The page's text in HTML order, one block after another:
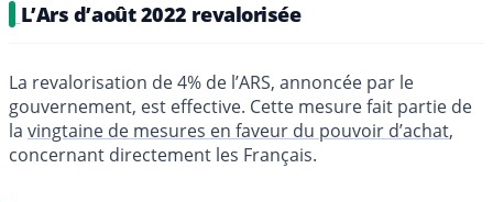
L’Ars d’août 2022 revalorisée
La revalorisation de 4% de l’ARS, annoncée par le
gouvernement, est effective. Cette mesure fait partie de
la vingtaine de mesures en faveur du pouvoir d’achat,
concernant directement les Français.